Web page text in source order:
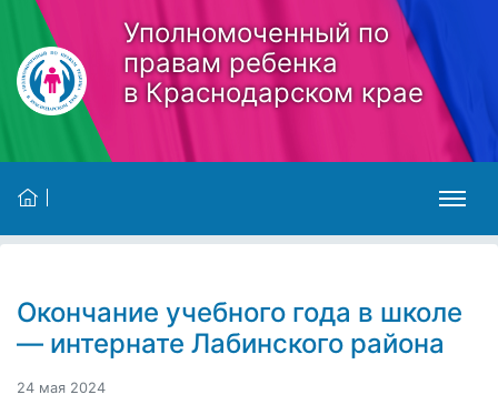
Skip to main content
Уполномоченный по
правам ребенка
в Краснодарском крае
Окончание учебного года в школе
— интернате Лабинского района
24 мая 2024